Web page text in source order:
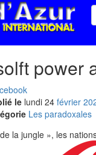
power
le lundi 24 février
Les paradoxales
la jungle », les